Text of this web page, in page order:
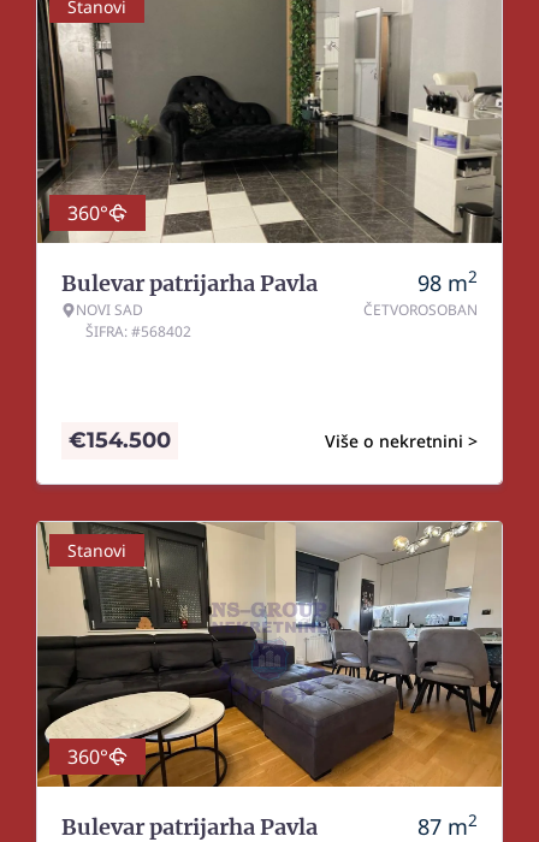
Stanovi
360°
Bulevar patrijarha Pavla
NOVI SAD
ŠIFRA: #568402
98 m2
ČETVOROSOBAN
Više o nekretnini >
€154.500
Stanovi
360°
Bulevar patrijarha Pavla 87 m2